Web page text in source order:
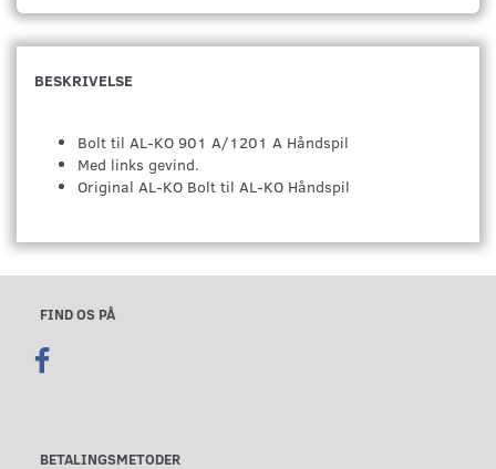
BESKRIVELSE
Bolt til AL-KO 901 A/1201 A Håndspil
Med links gevind.
Original AL-KO Bolt til AL-KO Håndspil
FIND OS PÅ
BETALINGSMETODER